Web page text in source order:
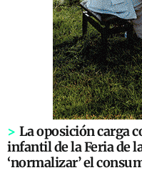
> La oposición carga
infantil de la Feria de
‘normalizar’ el